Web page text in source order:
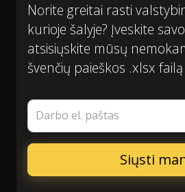
Norite greitai rasti
kurioje šalyje? Įveskite
atsisiųskite mūsų
švenčių paieškos .xlsx
Darbo el. paštas